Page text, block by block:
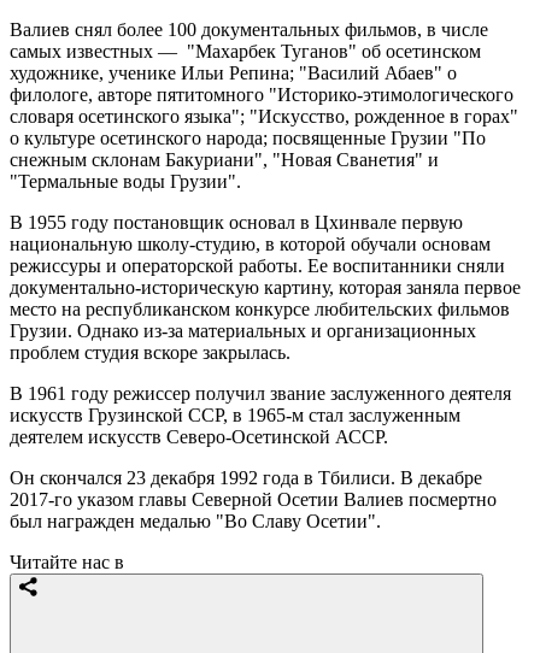
Валиев снял более 100 документальных фильмов, в числе
самых известных — "Махарбек Туганов" об осетинском
художнике, ученике Ильи Репина; "Василий Абаев" о
филологе, авторе пятитомного "Историко-этимологического
словаря осетинского языка"; "Искусство, рожденное в горах"
о культуре осетинского народа; посвященные Грузии "По
снежным склонам Бакуриани", "Новая Сванетия" и
"Термальные воды Грузии".
В 1955 году постановщик основал в Цхинвале первую
национальную школу-студию, в которой обучали основам
режиссуры и операторской работы. Ее воспитанники сняли
документально-историческую картину, которая заняла первое
место на республиканском конкурсе любительских фильмов
Грузии. Однако из-за материальных и организационных
проблем студия вскоре закрылась.
В 1961 году режиссер получил звание заслуженного деятеля
искусств Грузинской ССР, в 1965-м стал заслуженным
деятелем искусств Северо-Осетинской АССР.
Он скончался 23 декабря 1992 года в Тбилиси. В декабре
2017-го указом главы Северной Осетии Валиев посмертно
был награжден медалью "Во Славу Осетии".
Читайте нас в